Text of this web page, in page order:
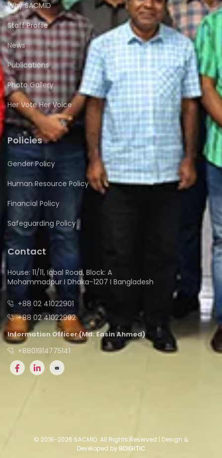
Why SACMID
Staff Profile
News
Publications
Photo Gallery
Her Vote Her Voice
Policies
Gender Policy
Human Resource Policy
Financial Policy
Safeguarding Policy
Contact
House: 11/11, Iqbal Road, Block: A
Mohammadpur I Dhaka-1207 I Bangladesh
+88 02 41022901
+88 02 41022902
Information Officer (Md. Easin Ahmed)
+8801914775141
© 2016-2026 SACMID. All Rights Reserved | Design &
Developed byBDIGITIC